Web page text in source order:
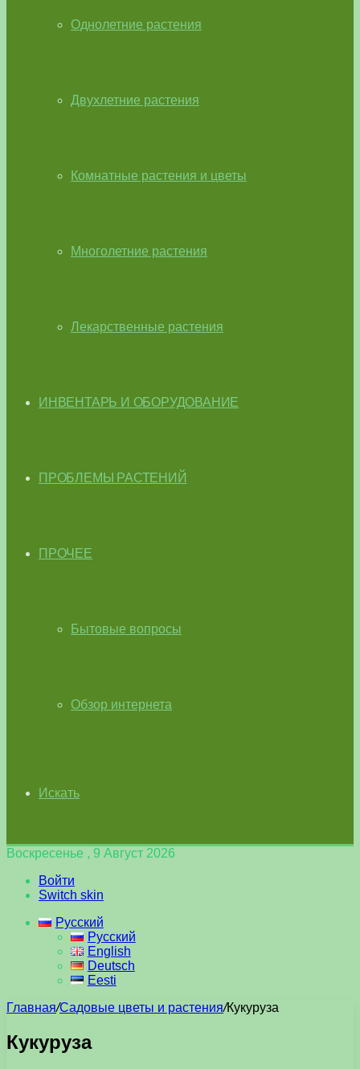
Однолетние растения
Двухлетние растения
Комнатные растения и цветы
Многолетние растения
Лекарственные растения
ИНВЕНТАРЬ И ОБОРУДОВАНИЕ
ПРОБЛЕМЫ РАСТЕНИЙ
ПРОЧЕЕ
Бытовые вопросы
Обзор интернета
Искать
Воскресенье , 9 Август 2026
Войти
Switch skin
Русский
Русский
English
Deutsch
Eesti
Главная/Садовые цветы и растения/Кукуруза
Кукуруза